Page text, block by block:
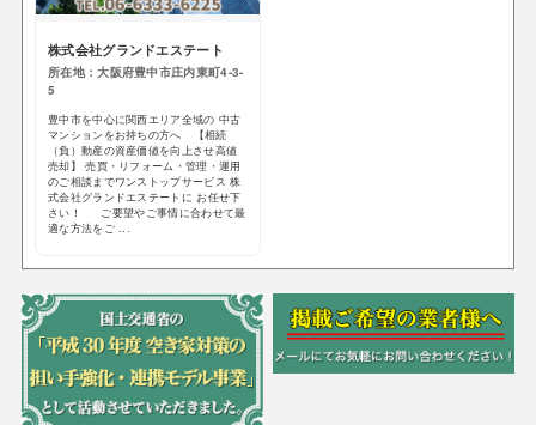
株式会社グランドエステート
所在地：大阪府豊中市庄内東町4-3-
5
豊中市を中心に関西エリア全域の 中古
マンションをお持ちの方へ 【相続
（負）動産の資産価値を向上させ高値
売却】 売買・リフォーム・管理・運用
のご相談までワンストップサービス 株
式会社グランドエステートに お任せ下
さい！ ご要望やご事情に合わせて最
適な方法をご ...